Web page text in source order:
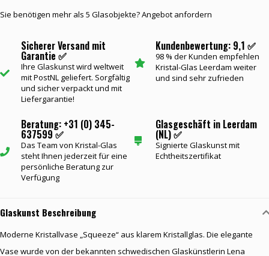
Sie benötigen mehr als 5 Glasobjekte? Angebot anfordern
Sicherer Versand mit
Garantie ✅
Ihre Glaskunst wird weltweit
mit PostNL geliefert. Sorgfältig
und sicher verpackt und mit
Liefergarantie!
Kundenbewertung: 9,1 ✅
98 % der Kunden empfehlen
Kristal-Glas Leerdam weiter
und sind sehr zufrieden
Beratung: +31 (0) 345-
637599 ✅
Das Team von Kristal-Glas
steht Ihnen jederzeit für eine
persönliche Beratung zur
Verfügung
Glasgeschäft in Leerdam
(NL) ✅
Signierte Glaskunst mit
Echtheitszertifikat
Glaskunst Beschreibung
Moderne Kristallvase „Squeeze“ aus klarem Kristallglas. Die elegante
Vase wurde von der bekannten schwedischen Glaskünstlerin Lena